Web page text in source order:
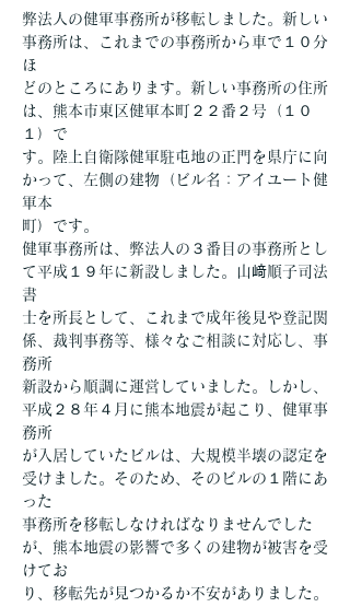
弊法人の健軍事務所が移転しました。新しい
事務所は、これまでの事務所から車で１０分
ほ
どのところにあります。新しい事務所の住所
は、熊本市東区健軍本町２２番２号（１０
１）で
す。陸上自衛隊健軍駐屯地の正門を県庁に向
かって、左側の建物（ビル名：アイユート健
軍本
町）です。
健軍事務所は、弊法人の３番目の事務所とし
て平成１９年に新設しました。山﨑順子司法
書
士を所長として、これまで成年後見や登記関
係、裁判事務等、様々なご相談に対応し、事
務所
新設から順調に運営していました。しかし、
平成２８年４月に熊本地震が起こり、健軍事
務所
が入居していたビルは、大規模半壊の認定を
受けました。そのため、そのビルの１階にあ
った
事務所を移転しなければなりませんでした
が、熊本地震の影響で多くの建物が被害を受
けてお
り、移転先が見つかるか不安がありました。